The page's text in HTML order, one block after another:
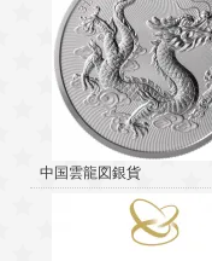
中国雲龍図銀貨